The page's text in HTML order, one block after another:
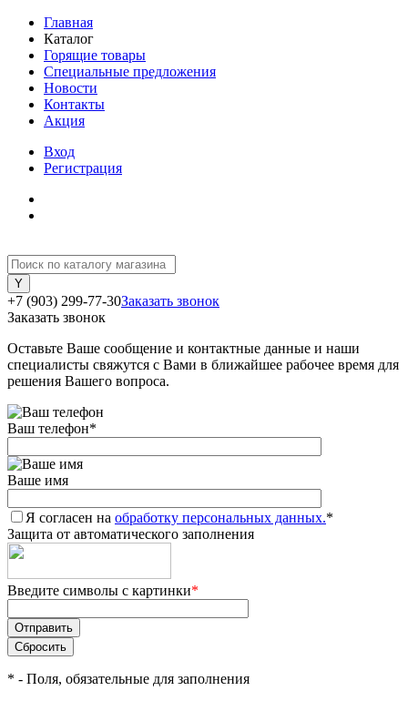
Главная
Каталог
Горящие товары
Специальные предложения
Новости
Контакты
Акция
Вход
Регистрация
+7 (903) 299-77-30Заказать звонок
Заказать звонок
Оставьте Ваше сообщение и контактные данные и наши
специалисты свяжутся с Вами в ближайшее рабочее время для
решения Вашего вопроса.
Ваш телефон*
Ваше имя
Я согласен на обработку персональных данных.*
Защита от автоматического заполнения
Введите символы с картинки*
* - Поля, обязательные для заполнения